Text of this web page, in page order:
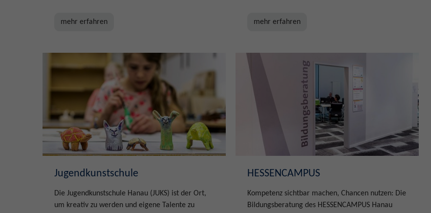
mehr erfahren mehr erfahren
Jugendkunstschule
Die Jugendkunstschule Hanau (JUKS) ist der Ort,
um kreativ zu werden und eigene Talente zu
HESSENCAMPUS
Kompetenz sichtbar machen, Chancen nutzen: Die
Bildungsberatung des HESSENCAMPUS Hanau